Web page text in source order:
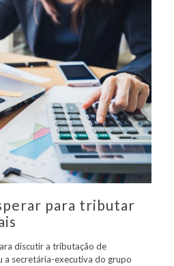
para tributar
discutir a tributação de
a secretária-executiva do grupo